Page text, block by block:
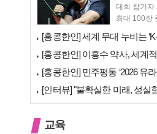
대회 참가자
교육